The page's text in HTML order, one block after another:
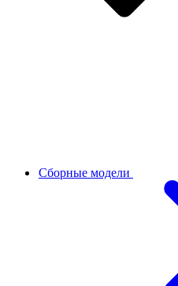
Сборные модели